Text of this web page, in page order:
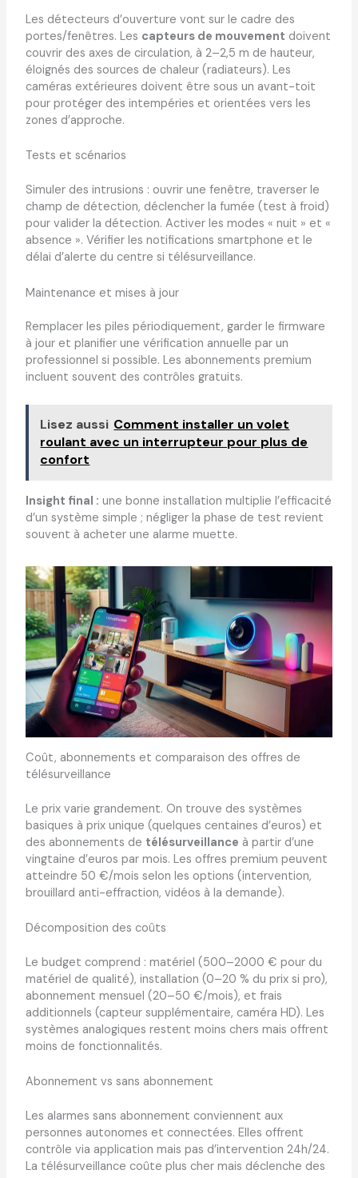
Les détecteurs d’ouverture vont sur le cadre des
portes/fenêtres. Les capteurs de mouvement doivent
couvrir des axes de circulation, à 2–2,5 m de hauteur,
éloignés des sources de chaleur (radiateurs). Les
caméras extérieures doivent être sous un avant-toit
pour protéger des intempéries et orientées vers les
zones d’approche.
Tests et scénarios
Simuler des intrusions : ouvrir une fenêtre, traverser le
champ de détection, déclencher la fumée (test à froid)
pour valider la détection. Activer les modes « nuit » et «
absence ». Vérifier les notifications smartphone et le
délai d’alerte du centre si télésurveillance.
Maintenance et mises à jour
Remplacer les piles périodiquement, garder le firmware
à jour et planifier une vérification annuelle par un
professionnel si possible. Les abonnements premium
incluent souvent des contrôles gratuits.
Lisez aussi Comment installer un volet
roulant avec un interrupteur pour plus de
confort
Insight final : une bonne installation multiplie l’efficacité
d’un système simple ; négliger la phase de test revient
souvent à acheter une alarme muette.
Coût, abonnements et comparaison des offres de
télésurveillance
Le prix varie grandement. On trouve des systèmes
basiques à prix unique (quelques centaines d’euros) et
des abonnements de télésurveillance à partir d’une
vingtaine d’euros par mois. Les offres premium peuvent
atteindre 50 €/mois selon les options (intervention,
brouillard anti-effraction, vidéos à la demande).
Décomposition des coûts
Le budget comprend : matériel (500–2000 € pour du
matériel de qualité), installation (0–20 % du prix si pro),
abonnement mensuel (20–50 €/mois), et frais
additionnels (capteur supplémentaire, caméra HD). Les
systèmes analogiques restent moins chers mais offrent
moins de fonctionnalités.
Abonnement vs sans abonnement
Les alarmes sans abonnement conviennent aux
personnes autonomes et connectées. Elles offrent
contrôle via application mais pas d’intervention 24h/24.
La télésurveillance coûte plus cher mais déclenche des